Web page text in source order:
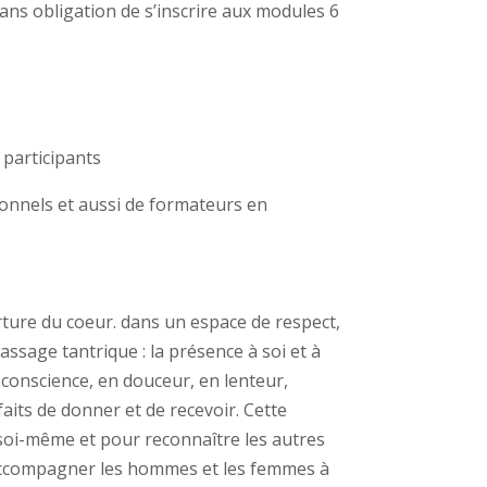
obligation de s’inscrire aux modules 6
participants
et aussi de formateurs en
du coeur. dans un espace de respect,
tantrique : la présence à soi et à
en douceur, en lenteur,
de donner et de recevoir. Cette
même et pour reconnaître les autres
les hommes et les femmes à